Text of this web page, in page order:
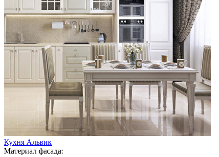
Кухня Альвик
Материал фасада: